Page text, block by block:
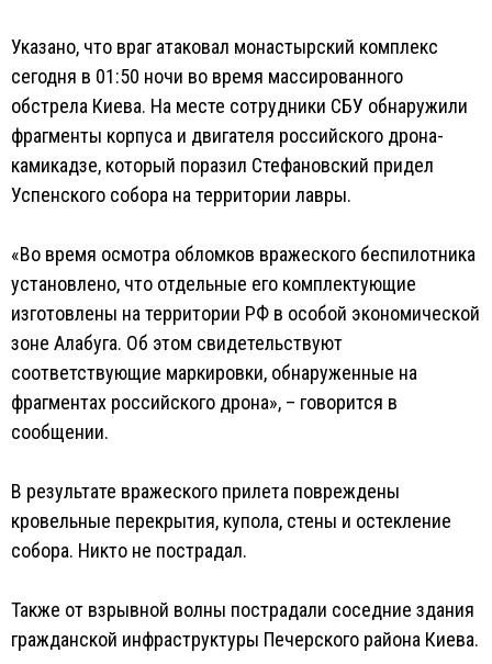
Указано, что враг атаковал монастырский комплекс
сегодня в 01:50 ночи во время массированного
обстрела Киева. На месте сотрудники СБУ обнаружили
фрагменты корпуса и двигателя российского дрона-
камикадзе, который поразил Стефановский придел
Успенского собора на территории лавры.
«Во время осмотра обломков вражеского беспилотника
установлено, что отдельные его комплектующие
изготовлены на территории РФ в особой экономической
зоне Алабуга. Об этом свидетельствуют
соответствующие маркировки, обнаруженные на
фрагментах российского дрона», – говорится в
сообщении.
В результате вражеского прилета повреждены
кровельные перекрытия, купола, стены и остекление
собора. Никто не пострадал.
Также от взрывной волны пострадали соседние здания
гражданской инфраструктуры Печерского района Киева.